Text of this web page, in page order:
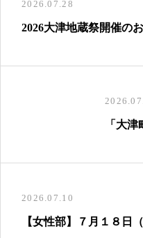
2026.07.28
2026大津地蔵祭開催の
「大
2026.07.10
【女性部】７月１８日